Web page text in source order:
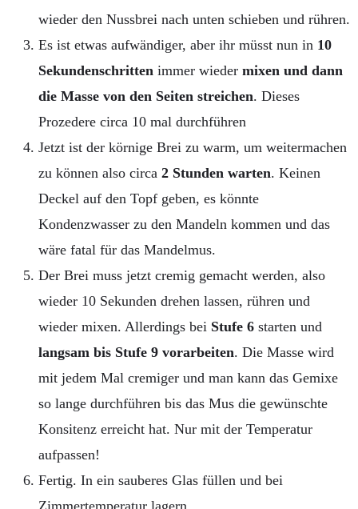
wieder den Nussbrei nach unten schieben und rühren.
Es ist etwas aufwändiger, aber ihr müsst nun in 10
Sekundenschritten immer wieder mixen und dann
die Masse von den Seiten streichen. Dieses
Prozedere circa 10 mal durchführen
Jetzt ist der körnige Brei zu warm, um weitermachen
zu können also circa 2 Stunden warten. Keinen
Deckel auf den Topf geben, es könnte
Kondenzwasser zu den Mandeln kommen und das
wäre fatal für das Mandelmus.
Der Brei muss jetzt cremig gemacht werden, also
wieder 10 Sekunden drehen lassen, rühren und
wieder mixen. Allerdings bei Stufe 6 starten und
langsam bis Stufe 9 vorarbeiten. Die Masse wird
mit jedem Mal cremiger und man kann das Gemixe
so lange durchführen bis das Mus die gewünschte
Konsitenz erreicht hat. Nur mit der Temperatur
aufpassen!
Fertig. In ein sauberes Glas füllen und bei
Zimmertemperatur lagern.